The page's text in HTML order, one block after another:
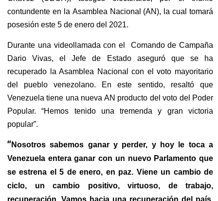
contundente en la Asamblea Nacional (AN), la cual tomará
posesión este 5 de enero del 2021.
Durante una videollamada con el
Comando de Campaña
Dario Vivas, el Jefe de Estado aseguró que se ha
recuperado la Asamblea Nacional con el voto mayoritario
del pueblo venezolano.
En este sentido, resaltó que
Venezuela tiene una nueva AN producto del voto del Poder
Popular. “Hemos tenido una tremenda y gran victoria
popular”.
“Nosotros sabemos ganar y perder, y hoy le toca a
Venezuela entera ganar con un nuevo Parlamento que
se estrena el 5 de enero, en paz. Viene un cambio de
ciclo, un cambio positivo, virtuoso, de trabajo,
recuperación. Vamos hacia una recuperación del país,